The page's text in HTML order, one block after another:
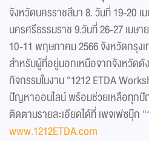
จังหวัดนครราชสีมา 8. วันที่ 19-20 เ
นครศรีธรรมราช 9.วันที่ 26-27 เมษ
10-11 พฤษภาคม 2566 จังหวัดกรุง
สำหรับผู้ที่อยู่นอกเหนือจากจังหวัดดั
กิจกรรมในงาน “1212 ETDA
ปัญหาออนไลน์ พร้อมช่วยเหลือทุกปั
ติดตามรายละเอียดได้ที่ เพจเฟซบุ๊ก
www.1212ETDA.com